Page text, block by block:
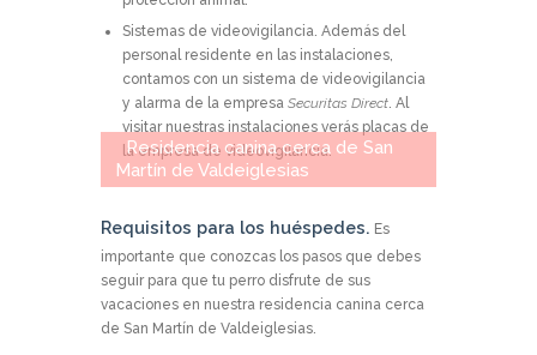
Sistemas de videovigilancia. Además del
personal residente en las instalaciones,
contamos con un sistema de videovigilancia
y alarma de la empresa Securitas Direct. Al
visitar nuestras instalaciones verás placas de
la empresa de videovigilancia.
Residencia canina cerca de San
Martín de Valdeiglesias
Requisitos para los huéspedes. Es
importante que conozcas los pasos que debes
seguir para que tu perro disfrute de sus
vacaciones en nuestra residencia canina cerca
de San Martín de Valdeiglesias.